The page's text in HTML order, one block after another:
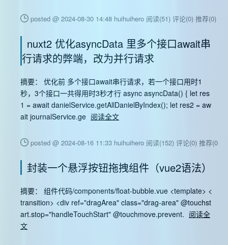
posted @ 2024-08-30 14:48 huihuihero 阅读(51) 评论(0) 推荐(0)
nuxt2 优化asyncData 里多个接口await串
行请求的弊端，改为并行请求
摘要： 优化前 多个接口await串行请求，若一个接口用时1
秒，3个接口一共得用时3秒才行 async asyncData() { let res
1 = await danielService.getAllDanielByIndex(); let res2 = aw
ait journalService.ge 阅读全文
posted @ 2024-08-16 11:33 huihuihero 阅读(152) 评论(0) 推荐(0)
封装一个悬浮按钮拖拽组件（vue2语法）
摘要： 组件代码/components/float-bubble.vue <template> <
transition> <div ref="dragArea" class="drag-area" @touchst
art.stop="handleTouchStart" @touchmove.prevent. 阅读全
文